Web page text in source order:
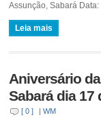
Assunção, Sabará
Leia mais
Aniversário
Sabará dia 17
[ 0 ] |WM